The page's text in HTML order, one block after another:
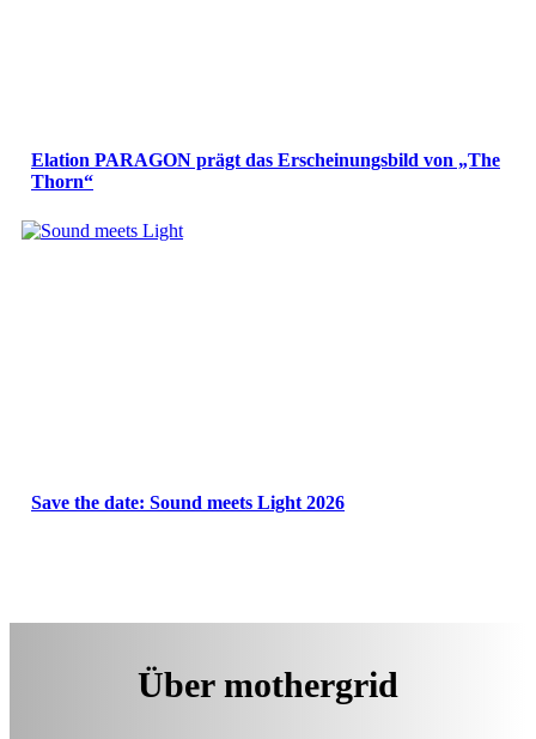
Elation PARAGON prägt das Erscheinungsbild von „The
Thorn“
Save the date: Sound meets Light 2026
Über mothergrid